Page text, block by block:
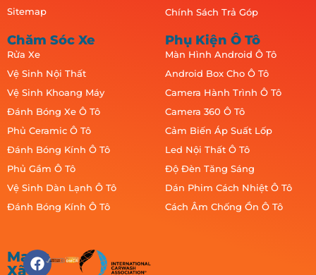
Sitemap
Chính Sách Trả Góp
Chăm Sóc Xe
Rửa Xe
Vệ Sinh Nội Thất
Vệ Sinh Khoang Máy
Đánh Bóng Xe Ô Tô
Phủ Ceramic Ô Tô
Đánh Bóng Kính Ô Tô
Phủ Gầm Ô Tô
Vệ Sinh Dàn Lạnh Ô Tô
Đánh Bóng Kính Ô Tô
Phụ Kiện Ô Tô
Màn Hình Android Ô Tô
Android Box Cho Ô Tô
Camera Hành Trình Ô Tô
Camera 360 Ô Tô
Cảm Biến Áp Suất Lốp
Led Nội Thất Ô Tô
Độ Đèn Tăng Sáng
Dán Phim Cách Nhiệt Ô Tô
Cách Âm Chống Ồn Ô Tô
Mạng
Xã